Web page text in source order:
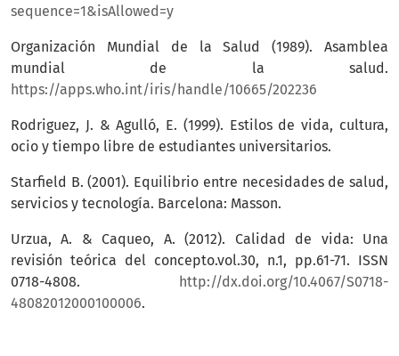
sequence=1&isAllowed=y
Organización Mundial de la Salud (1989). Asamblea
mundial de la salud.
https://apps.who.int/iris/handle/10665/202236
Rodriguez, J. & Agulló, E. (1999). Estilos de vida, cultura,
ocio y tiempo libre de estudiantes universitarios.
Starfield B. (2001). Equilibrio entre necesidades de salud,
servicios y tecnología. Barcelona: Masson.
Urzua, A. & Caqueo, A. (2012). Calidad de vida: Una
revisión teórica del concepto.vol.30, n.1, pp.61-71. ISSN
0718-4808.
http://dx.doi.org/10.4067/S0718-
48082012000100006.